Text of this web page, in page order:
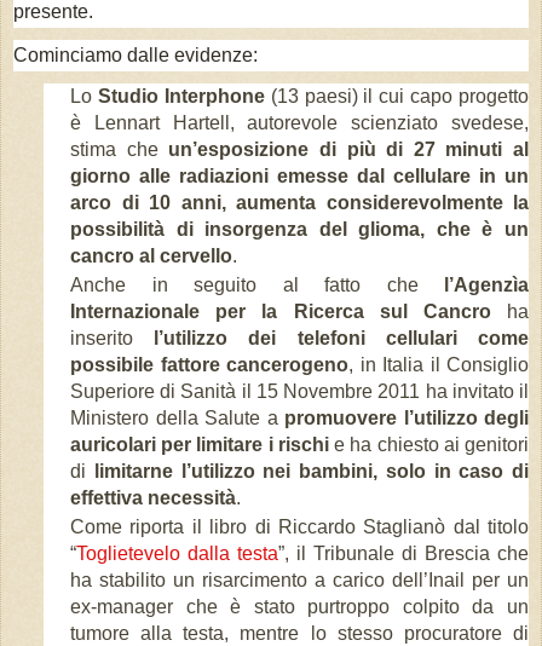
presente.
Cominciamo dalle evidenze:
Lo Studio Interphone(13 paesi) il cui capo progetto
è Lennart Hartell, autorevole scienziato svedese,
stima che un’esposizione di più di 27 minuti al
giorno alle radiazioni emesse dal cellulare in un
arco di 10 anni, aumenta considerevolmente la
possibilità di insorgenza del glioma, che è un
cancro al cervello.
Anche in seguito al fatto che
l’Agenzìa
Internazionale per la Ricerca sul Cancroha
inserito
l’utilizzo dei telefoni cellulari come
possibile fattore cancerogeno, in Italia il Consiglio
Superiore di Sanità il 15 Novembre 2011 ha invitato il
Ministero della Salute a promuovere l’utilizzo degli
auricolari per limitare i rischie ha chiesto ai genitori
di
limitarne l’utilizzo nei bambini, solo in caso di
effettiva necessità.
Come riporta il libro di Riccardo Staglianò dal titolo
“Toglietevelo dalla testa”, il Tribunale di Brescia che
ha stabilito un risarcimento a carico dell’Inail per un
ex-manager che è stato purtroppo colpito da un
tumore alla testa, mentre lo stesso procuratore di